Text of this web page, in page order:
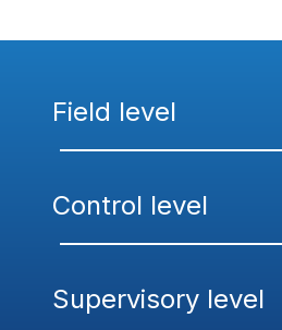
Field level
Control level
Supervisory level